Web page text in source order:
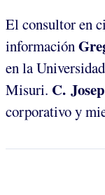
El consultor en
información
en la
Misuri. C.
corporativo y